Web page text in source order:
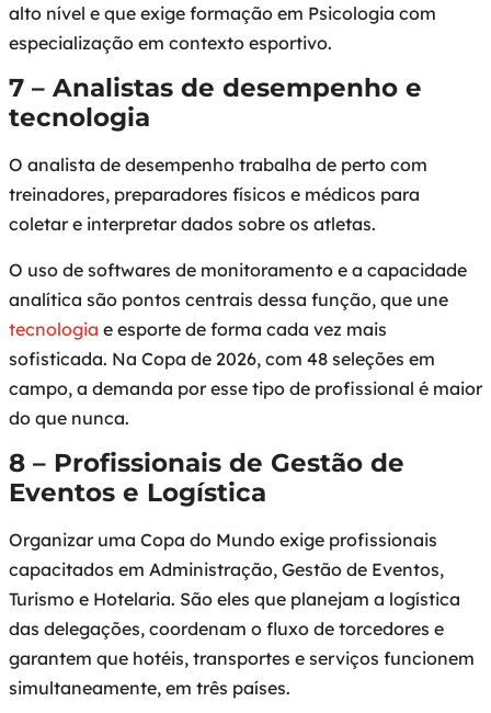
alto nível e que exige formação em Psicologia com
especialização em contexto esportivo.
7 – Analistas de desempenho e
tecnologia
O analista de desempenho trabalha de perto com
treinadores, preparadores físicos e médicos para
coletar e interpretar dados sobre os atletas.
O uso de softwares de monitoramento e a capacidade
analítica são pontos centrais dessa função, que une
tecnologia e esporte de forma cada vez mais
sofisticada. Na Copa de 2026, com 48 seleções em
campo, a demanda por esse tipo de profissional é maior
do que nunca.
8 – Profissionais de Gestão de
Eventos e Logística
Organizar uma Copa do Mundo exige profissionais
capacitados em Administração, Gestão de Eventos,
Turismo e Hotelaria. São eles que planejam a logística
das delegações, coordenam o fluxo de torcedores e
garantem que hotéis, transportes e serviços funcionem
simultaneamente, em três países.